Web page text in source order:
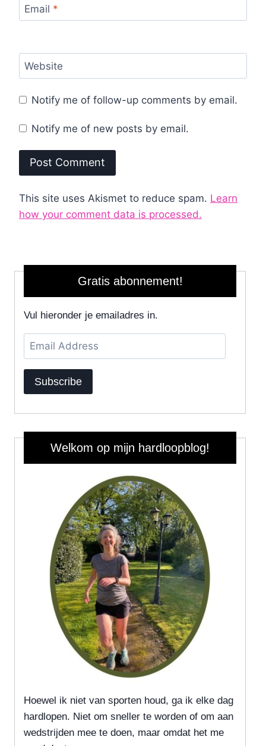
Email *
Website
Notify me of follow-up comments by email.
Notify me of new posts by email.
This site uses Akismet to reduce spam. Learn
how your comment data is processed.
Gratis abonnement!
Vul hieronder je emailadres in.
Email
Address
Subscribe
Welkom op mijn hardloopblog!
Hoewel ik niet van sporten houd, ga ik elke dag
hardlopen. Niet om sneller te worden of om aan
wedstrijden mee te doen, maar omdat het me